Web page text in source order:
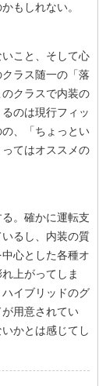
もしれない。
こと、そして心
ラス随一の「落
クラスで内装の
のは現行フィッ
、「ちょっとい
てはオススメの
。確かに運転支
るし、内装の質
心とした各種オ
上がってしま
イブリッドのグ
用意されてい
かとは感じてし